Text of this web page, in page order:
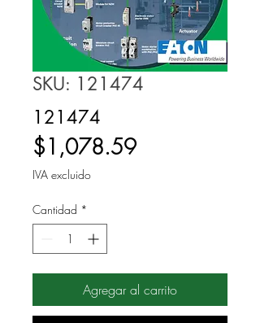
SKU: 121474
121474
$1,078.59Precio
IVA excluido
Cantidad *
Agregar al carrito